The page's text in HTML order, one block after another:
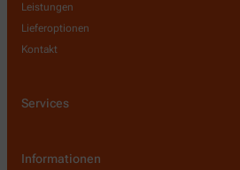
Leistungen
Lieferoptionen
Kontakt
Services
Informationen